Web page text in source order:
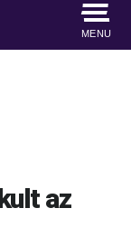
MENU
az